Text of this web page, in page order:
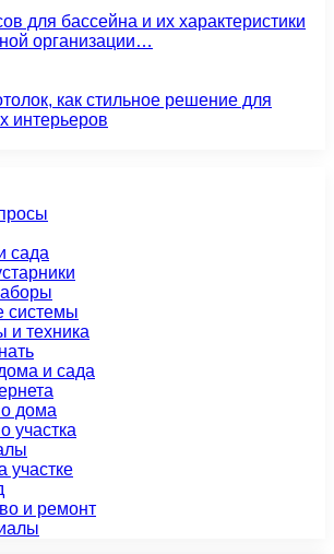
для бассейна и их характеристики
организации…
как стильное решение для
интерьеров
сада
системы
и техника
и сада
дома
участка
участке
и ремонт